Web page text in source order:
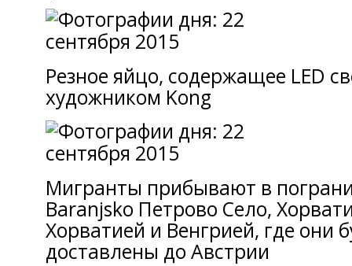
Резное яйцо, содержащее LED
художником Kong
Мигранты прибывают в
Baranjsko Петрово Село,
Хорватией и Венгрией, где они
доставлены до Австрии